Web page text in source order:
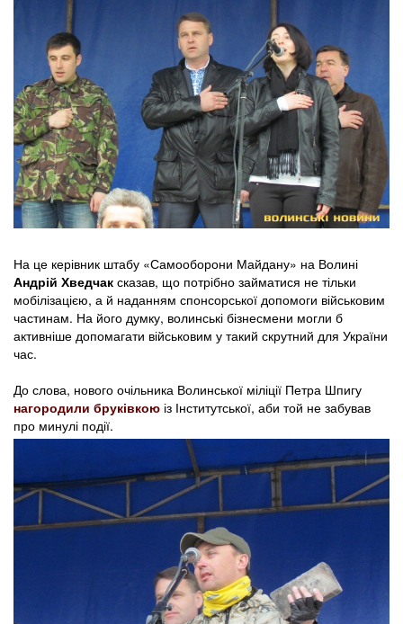
На це керівник штабу «Самооборони Майдану» на Волині
Андрій Хведчак сказав, що потрібно займатися не тільки
мобілізацією, а й наданням спонсорської допомоги військовим
частинам. На його думку, волинські бізнесмени могли б
активніше допомагати військовим у такий скрутний для України
час.
До слова, нового очільника Волинської міліції Петра Шпигу
нагородили бруківкою із Інститутської, аби той не забував
про минулі події.